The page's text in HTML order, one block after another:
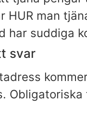
HUR man
har suddiga
svar
Obligatoriska